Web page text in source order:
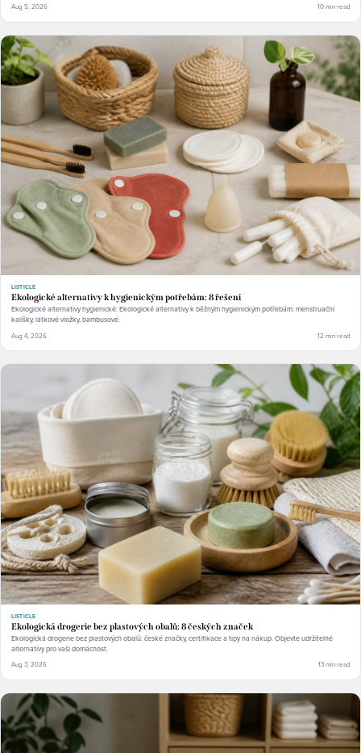
Aug 5, 2026 10 min read
LISTICLE
Ekologické alternativy k hygienickým potřebám: 8 řešení
Ekologické alternativy hygienické: Ekologické alternativy k běžným hygienickým potřebám: menstruační
kalíšky, látkové vložky, bambusové.
Aug 4, 2026 12 min read
LISTICLE
Ekologická drogerie bez plastových obalů: 8 českých značek
Ekologická drogerie bez plastových obalů: české značky, certifikace a tipy na nákup. Objevte udržitelné
alternativy pro vaši domácnost.
Aug 3, 2026 13 min read